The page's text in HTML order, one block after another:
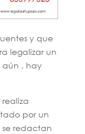
y que
legalizar un
aún , hay
por un
se redactan